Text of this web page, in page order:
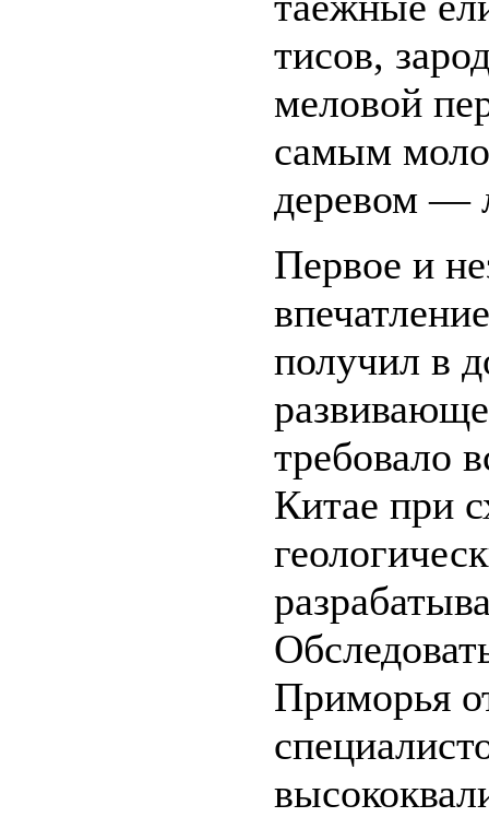
тисов,
меловой
самым
деревом —
Первое и
получил в
требовало
Китае при
Приморья